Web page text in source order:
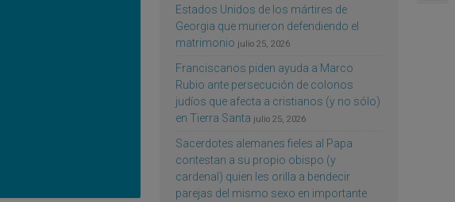
Estados Unidos de los mártires de
Georgia que murieron defendiendo el
matrimonio julio 25, 2026
Franciscanos piden ayuda a Marco
Rubio ante persecución de colonos
judíos que afecta a cristianos (y no sólo)
en Tierra Santa julio 25, 2026
Sacerdotes alemanes fieles al Papa
contestan a su propio obispo (y
cardenal) quien les orilla a bendecir
parejas del mismo sexo en importante